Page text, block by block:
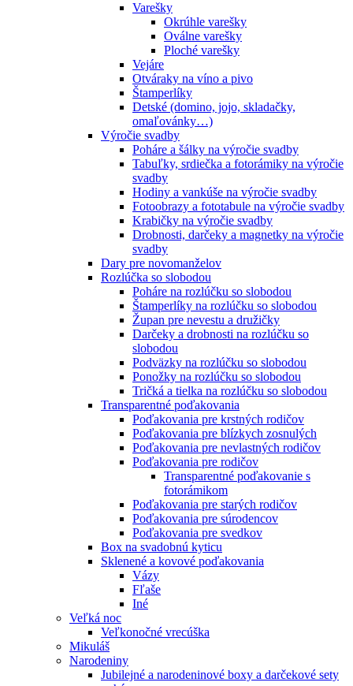
Varešky
Okrúhle varešky
Oválne varešky
Ploché varešky
Vejáre
Otváraky na víno a pivo
Štamperlíky
Detské (domino, jojo, skladačky,
omaľovánky…)
Výročie svadby
Poháre a šálky na výročie svadby
Tabuľky, srdiečka a fotorámiky na výročie
svadby
Hodiny a vankúše na výročie svadby
Fotoobrazy a fototabule na výročie svadby
Krabičky na výročie svadby
Drobnosti, darčeky a magnetky na výročie
svadby
Dary pre novomanželov
Rozlúčka so slobodou
Poháre na rozlúčku so slobodou
Štamperlíky na rozlúčku so slobodou
Župan pre nevestu a družičky
Darčeky a drobnosti na rozlúčku so
slobodou
Podväzky na rozlúčku so slobodou
Ponožky na rozlúčku so slobodou
Tričká a tielka na rozlúčku so slobodou
Transparentné poďakovania
Poďakovania pre krstných rodičov
Poďakovania pre blízkych zosnulých
Poďakovania pre nevlastných rodičov
Poďakovania pre rodičov
Transparentné poďakovanie s
fotorámikom
Poďakovania pre starých rodičov
Poďakovania pre súrodencov
Poďakovania pre svedkov
Box na svadobnú kyticu
Sklenené a kovové poďakovania
Vázy
Fľaše
Iné
Veľká noc
Veľkonočné vrecúška
Mikuláš
Narodeniny
Jubilejné a narodeninové boxy a darčekové sety